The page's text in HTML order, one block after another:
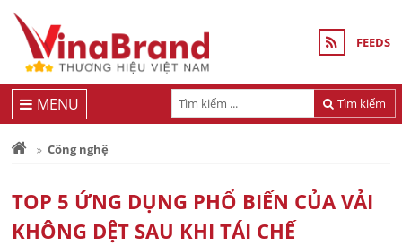
FEEDS
Tìm kiếm
MENU
Công nghệ
TOP 5 ỨNG DỤNG PHỔ BIẾN CỦA VẢI
KHÔNG DỆT SAU KHI TÁI CHẾ